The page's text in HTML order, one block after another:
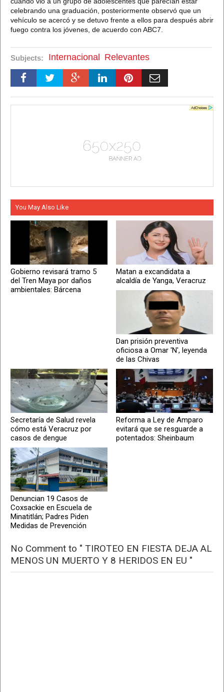
celebrando una graduación, posteriormente observó que un
vehículo se acercó y se detuvo frente a ellos para después abrir
fuego contra los jóvenes, de acuerdo con ABC7.
Subjects: Internacional Relevantes
You May Also Like
Gobierno revisará tramo 5
del Tren Maya por daños
ambientales: Bárcena
Matan a excandidata a
alcaldía de Yanga, Veracruz
Dan prisión preventiva
oficiosa a Omar 'N', leyenda
de las Chivas
Secretaría de Salud revela
cómo está Veracruz por
casos de dengue
Reforma a Ley de Amparo
evitará que se resguarde a
potentados: Sheinbaum
Denuncian 19 Casos de
Coxsackie en Escuela de
Minatitlán; Padres Piden
Medidas de Prevención
No Comment to " TIROTEO EN FIESTA DEJA AL
MENOS UN MUERTO Y 8 HERIDOS EN EU "